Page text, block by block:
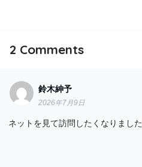
2 Comments
鈴木紳予
2026年7月9日
ネットを見て訪問したくなりました